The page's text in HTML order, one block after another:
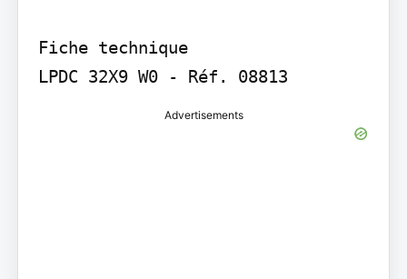
Fiche technique
Advertisements